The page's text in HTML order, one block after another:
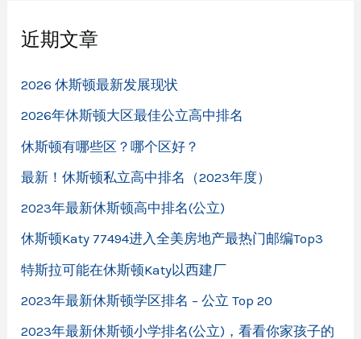
近期文章
2026 休斯顿最新发展现状
2026年休斯顿大区最佳公立高中排名
休斯顿有哪些区？哪个区好？
最新！休斯顿私立高中排名（2023年度）
2023年最新休斯顿高中排名(公立)
休斯顿Katy 77494进入全美房地产最热门邮编Top3
特斯拉可能在休斯顿Katy以西建厂
2023年最新休斯顿学区排名 – 公立 Top 20
2023年最新休斯顿小学排名(公立)，看看你家孩子的